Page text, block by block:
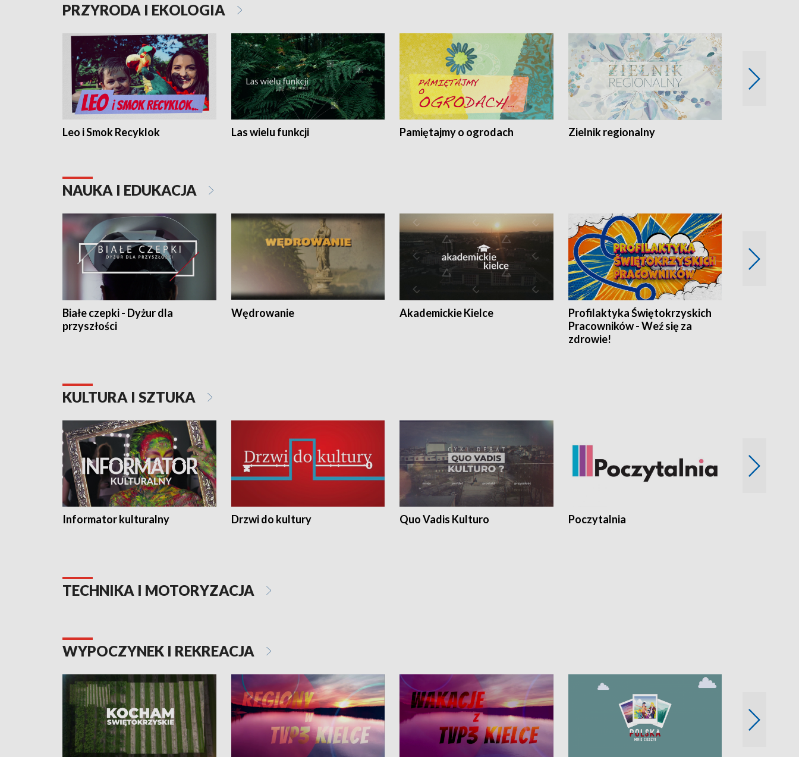
PRZYRODA I EKOLOGIA
Leo i Smok Recyklok Las wielu funkcji Pamiętajmy o ogrodach Zielnik regionalny
NAUKA I EDUKACJA
Białe czepki - Dyżur dla
przyszłości
Wędrowanie Akademickie Kielce
Profilaktyka Świętokrzyskich
Pracowników - Weź się za
zdrowie!
KULTURA I SZTUKA
Informator kulturalny Drzwi do kultury Quo Vadis Kulturo Poczytalnia
TECHNIKA I MOTORYZACJA
WYPOCZYNEK I REKREACJA